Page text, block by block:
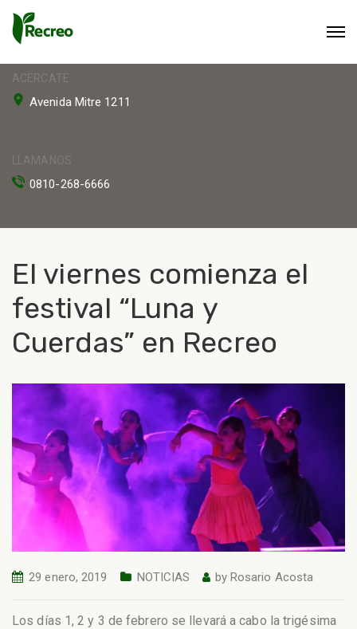
ACERCATE
Avenida Mitre 1211
LLAMANOS
0810-268-6666
El viernes comienza el
festival “Luna y
Cuerdas” en Recreo
29 enero, 2019 NOTICIAS by Rosario Acosta
Los días 1, 2 y 3 de febrero se llevará a cabo la trigésima